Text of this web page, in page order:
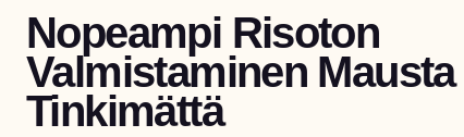
Nopeampi Risoton
Valmistaminen Mausta
Tinkimättä